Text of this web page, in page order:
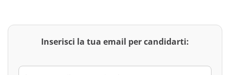
Inserisci la tua email per candidarti: